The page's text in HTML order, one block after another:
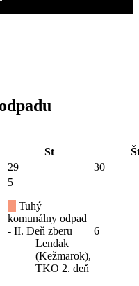
St
29
30
5
Tuhý
komunálny odpad
- II. Deň zberu
Lendak
(Kežmarok),
TKO 2. deň
6